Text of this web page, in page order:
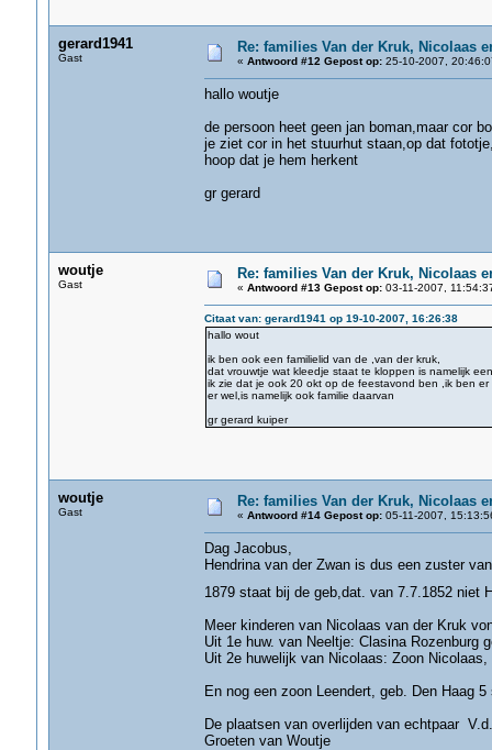
gerard1941
Gast
Re: families Van der Kruk, Nicolaas
« Antwoord #12 Gepost op:25-10-2007,
hallo woutje
de persoon heet geen jan boman,maar cor
je ziet cor in het stuurhut staan,op dat
hoop dat je hem herkent
gr gerard
woutje
Gast
Re: families Van der Kruk, Nicolaas
« Antwoord #13 Gepost op:03-11-2007,
Citaat van: gerard1941 op 19-10-2007, 16:26:38
hallo wout
ik ben ook een familielid van de ,van der kruk,
dat vrouwtje wat kleedje staat te kloppen is namelijk
ik zie dat je ook 20 okt op de feestavond ben ,ik ben
er wel,is namelijk ook familie daarvan
gr gerard kuiper
woutje
Gast
Re: families Van der Kruk, Nicolaas
« Antwoord #14 Gepost op:05-11-2007,
Dag Jacobus,
Hendrina van der Zwan is dus een zuster
1879 staat bij de geb,dat. van 7.7.1852 niet
Meer kinderen van Nicolaas van der Kruk
Uit 1e huw. van Neeltje: Clasina Rozenburg
Uit 2e huwelijk van Nicolaas: Zoon
En nog een zoon Leendert, geb. Den Haag 5
De plaatsen van overlijden van echtpaar
Groeten van Woutje